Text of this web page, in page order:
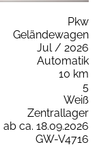
Pkw
Geländewagen
Jul / 2026
Automatik
10 km
5
Weiß
Zentrallager
ab ca. 18.09.2026
GW-V4716